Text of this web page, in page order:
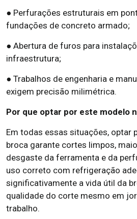
● Perfurações estruturais em
fundações de concreto armado;
● Abertura de furos para
infraestrutura;
● Trabalhos de engenharia e
exigem precisão milimétrica.
Por que optar por este modelo
Em todas essas situações, optar
broca garante cortes limpos,
desgaste da ferramenta e da
uso correto com refrigeração
significativamente a vida útil da
qualidade do corte mesmo em
trabalho.